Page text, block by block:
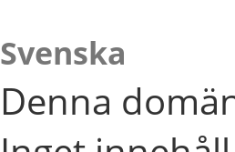
Svenska
Denna